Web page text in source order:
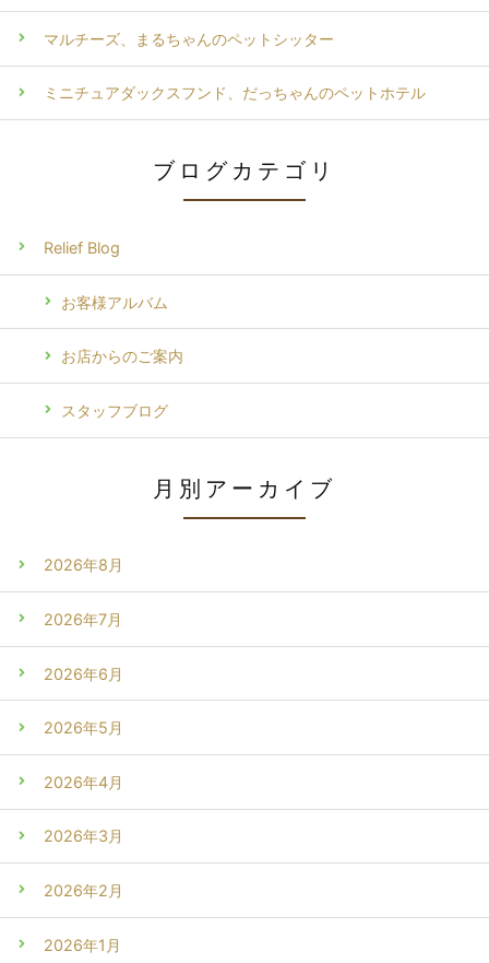
マルチーズ、まるちゃんのペットシッター
ミニチュアダックスフンド、だっちゃんのペットホテル
ブログカテゴリ
Relief Blog
お客様アルバム
お店からのご案内
スタッフブログ
月別アーカイブ
2026年8月
2026年7月
2026年6月
2026年5月
2026年4月
2026年3月
2026年2月
2026年1月